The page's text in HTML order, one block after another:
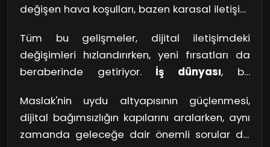
yanınızdaymış gibi hissettiriyor. Bu türden bir
bağlantı, yalnızca duygu paylaşımını değil,
aynı zamanda bilgi alışverişini de
hızlandırıyor. Yani, uydu teknolojileri, yalnızca
bir iletişim aracı değil, aynı zamanda sosyal
bağlarımızı güçlendiren bir köprü görevi
görüyor.
değişen hava koşulları, bazen karasal iletişim
bu engelleri aşmamızı sağlıyor. Düşünsenize,
birkaç yıl öncesine kadar internet erişiminin
sınırlı olduğu bölgelerde, şimdi hızlı ve
güvenilir bağlantılarla her yere ulaşabilmek
mümkün hale geldi.
Tüm bu gelişmeler, dijital iletişimdeki
değişimleri hızlandırırken, yeni fırsatları da
beraberinde getiriyor. İş dünyası, bu
çalışarak, global pazara açılmak için daha
fazla fırsat yakalıyor. Düşünsenize, bir kahve
dükkanından bile anlık müşteri taleplerini
Maslak'nin uydu altyapısının güçlenmesi,
dijital bağımsızlığın kapılarını aralarken, aynı
zamanda geleceğe dair önemli sorular da